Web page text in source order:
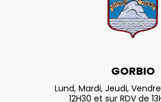
GORBIO
Lund, Mardi, Jeudi,
12H30 et sur RDV de